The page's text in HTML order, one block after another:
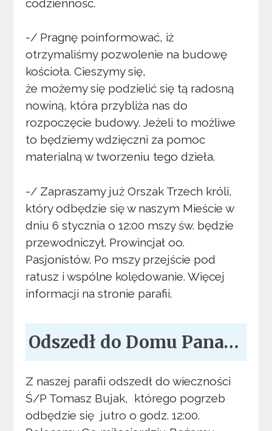
codzienność.
-/ Pragnę poinformować, iż
otrzymaliśmy pozwolenie na budowę
kościoła. Cieszymy się,
że możemy się podzielić się tą radosną
nowiną, która przybliża nas do
rozpoczęcie budowy. Jeżeli to możliwe
to będziemy wdzięczni za pomoc
materialną w tworzeniu tego dzieła.
-/ Zapraszamy już Orszak Trzech króli,
który odbędzie się w naszym Mieście w
dniu 6 stycznia o 12:00 mszy św. będzie
przewodniczył. Prowincjał oo.
Pasjonistów. Po mszy przejście pod
ratusz i wspólne kolędowanie. Więcej
informacji na stronie parafii.
Odszedł do Domu Pana…
Z naszej parafii odszedł do wieczności
Ś/P Tomasz Bujak, którego pogrzeb
odbędzie się jutro o godz. 12:00.